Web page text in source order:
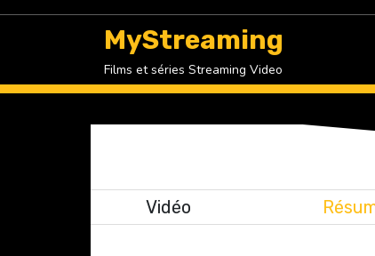
MyStreaming
Films et séries Streaming Video
Vidéo